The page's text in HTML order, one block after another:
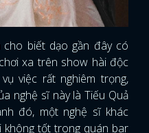
biết dạo gần đây có
xa trên show hài độc
việc rất nghiêm trọng,
nghệ sĩ này là Tiếu Quả
đó, một nghệ sĩ khác
không tốt trong quán bar